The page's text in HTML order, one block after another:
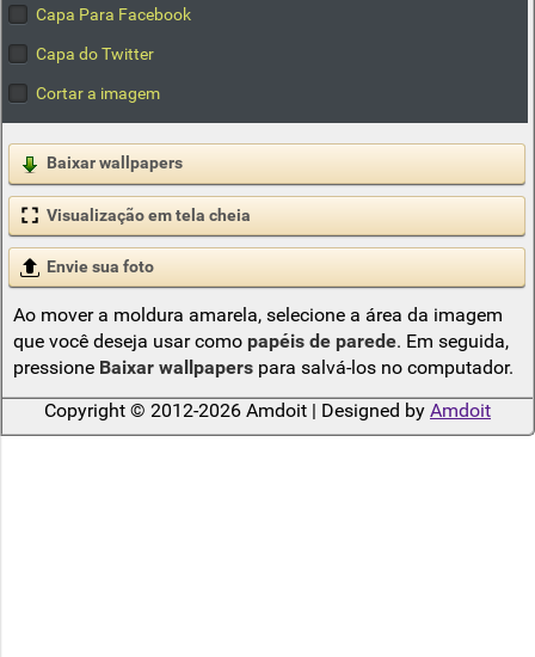
Capa Para Facebook
Capa do Twitter
Cortar a imagem
Baixar wallpapers
Visualização em tela cheia
Envie sua foto
Ao mover a moldura amarela, selecione a área da imagem
que você deseja usar como papéis de parede. Em seguida,
pressione Baixar wallpaperspara salvá-los no computador.
Copyright © 2012-2026 Amdoit | Designed by Amdoit